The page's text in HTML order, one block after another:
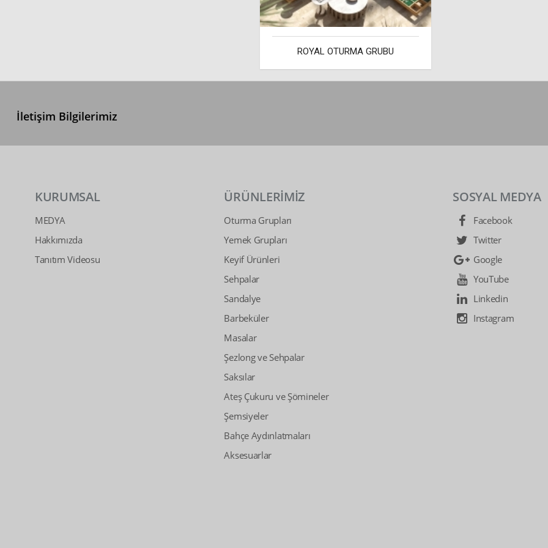
ROYAL OTURMA GRUBU
İletişim Bilgilerimiz
KURUMSAL
MEDYA
Hakkımızda
Tanıtım Videosu
ÜRÜNLERİMİZ
Oturma Grupları
Yemek Grupları
Keyif Ürünleri
Sehpalar
Sandalye
Barbeküler
Masalar
Şezlong ve Sehpalar
Saksılar
Ateş Çukuru ve Şömineler
Şemsiyeler
Bahçe Aydınlatmaları
Aksesuarlar
SOSYAL MEDYA
Facebook
Twitter
Google
YouTube
Linkedin
Instagram